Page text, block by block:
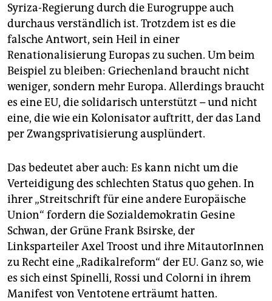
Syriza-Regierung durch die Eurogruppe auch
durchaus verständlich ist. Trotzdem ist es die
falsche Antwort, sein Heil in einer
Renationalisierung Europas zu suchen. Um beim
Beispiel zu bleiben: Griechenland braucht nicht
weniger, sondern mehr Europa. Allerdings braucht
es eine EU, die solidarisch unterstützt – und nicht
eine, die wie ein Kolonisator auftritt, der das Land
per Zwangsprivatisierung ausplündert.
Das bedeutet aber auch: Es kann nicht um die
Verteidigung des schlechten Status quo gehen. In
ihrer „Streitschrift für eine andere Europäische
Union“ fordern die Sozialdemokratin Gesine
Schwan, der Grüne Frank Bsirske, der
Linksparteiler Axel Troost und ihre MitautorInnen
zu Recht eine „Radikalreform“ der EU. Ganz so, wie
es sich einst Spinelli, Rossi und Colorni in ihrem
Manifest von Ventotene erträumt hatten.